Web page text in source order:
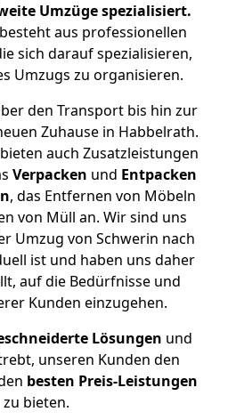
Umzüge spezialisiert.
aus professionellen
sich darauf spezialisieren,
Umzugs zu organisieren.
den Transport bis hin zur
Zuhause in Habbelrath.
auch Zusatzleistungen
Verpacken und Entpacken
, das Entfernen von Möbeln
von Müll an. Wir sind uns
Umzug von Schwerin nach
ist und haben uns daher
auf die Bedürfnisse und
Kunden einzugehen.
Lösungen und
unseren Kunden den
besten Preis-Leistungen
zu bieten.